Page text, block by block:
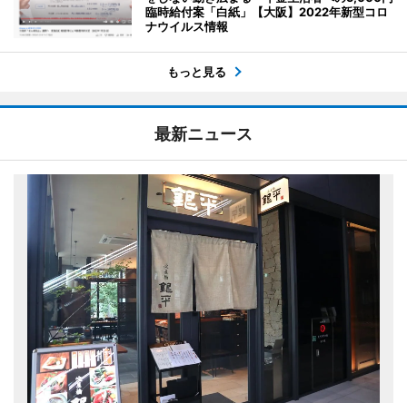
臨時給付案「白紙」【大阪】2022年新型コロ
ナウイルス情報
もっと見る
最新ニュース